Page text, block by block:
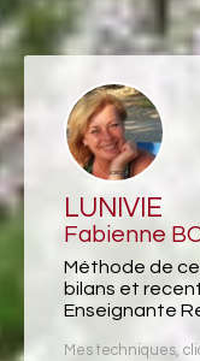
LUNIVIE
Fabienne
Méthode de
bilans et
Enseignante
Mes techniques,